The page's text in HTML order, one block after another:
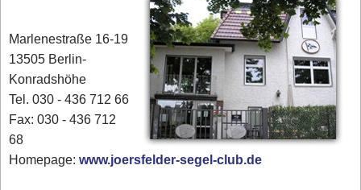
Marlenestraße 16-19
13505 Berlin-
Konradshöhe
Tel. 030 - 436 712 66
Fax: 030 - 436 712
68
Homepage:www.joersfelder-segel-club.de